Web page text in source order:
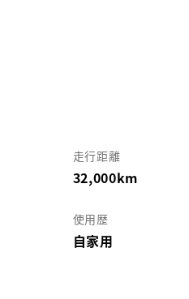
走行距離
32,000km
使用歴
自家用